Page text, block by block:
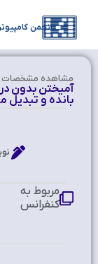
انجمن
مشاهده‌ مشخصات
آمیختن بدون
بانده و تبدیل
مربوط به
کنفرانس